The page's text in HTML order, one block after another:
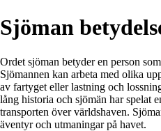
Sjöman
Ordet sjöman betyder en person
Sjömannen kan arbeta med olika
av fartyget eller lastning och
lång historia och sjömän har spelat
transporten över världshaven.
äventyr och utmaningar på havet.